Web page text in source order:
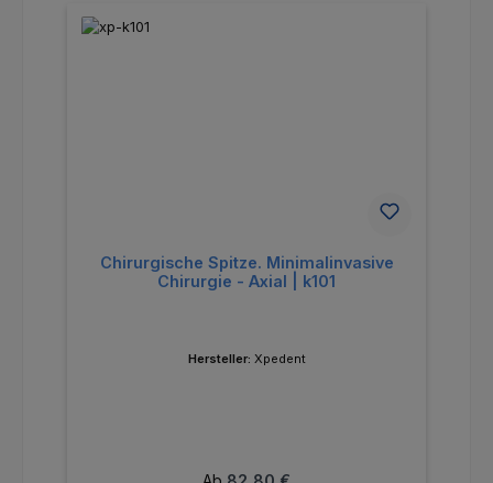
Chirurgische Spitze. Minimalinvasive
Chirurgie - Axial | k101
Hersteller: Xpedent